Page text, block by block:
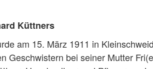
Küttners
am 15. März 1911 in
Geschwistern bei seiner Mutter